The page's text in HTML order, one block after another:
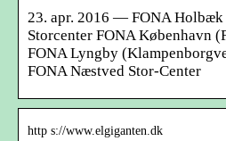
23. apr. 2016 — FONA
Storcenter FONA København
FONA Lyngby
FONA Næstved Stor-Center
http s://www.elgiganten.dk